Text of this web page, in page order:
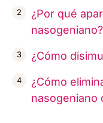
¿Por qué
nasogeniano?
¿Cómo
¿Cómo
nasogeniano